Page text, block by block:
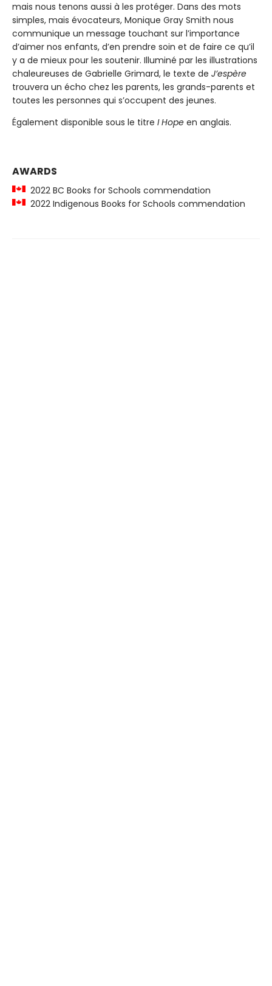
mais nous tenons aussi à les protéger. Dans des mots
simples, mais évocateurs, Monique Gray Smith nous
communique un message touchant sur l’importance
d’aimer nos enfants, d’en prendre soin et de faire ce qu’il
y a de mieux pour les soutenir. Illuminé par les illustrations
chaleureuses de Gabrielle Grimard, le texte de J’espère
trouvera un écho chez les parents, les grands-parents et
toutes les personnes qui s’occupent des jeunes.
Également disponible sous le titre I Hope en anglais.
AWARDS
2022 BC Books for Schools commendation
2022 Indigenous Books for Schools commendation